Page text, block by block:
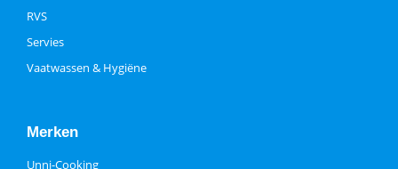
RVS
Servies
Vaatwassen & Hygiëne
Merken
Unni-Cooking